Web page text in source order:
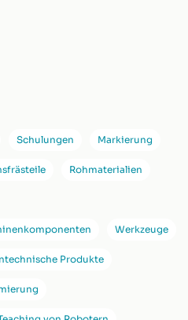
Schulungen Markierung
Rohmaterialien
Werkzeuge
Produkte